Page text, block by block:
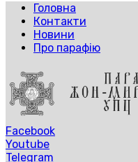
Головна
Контакти
Новини
Про парафію
Facebook
Youtube
Telegram